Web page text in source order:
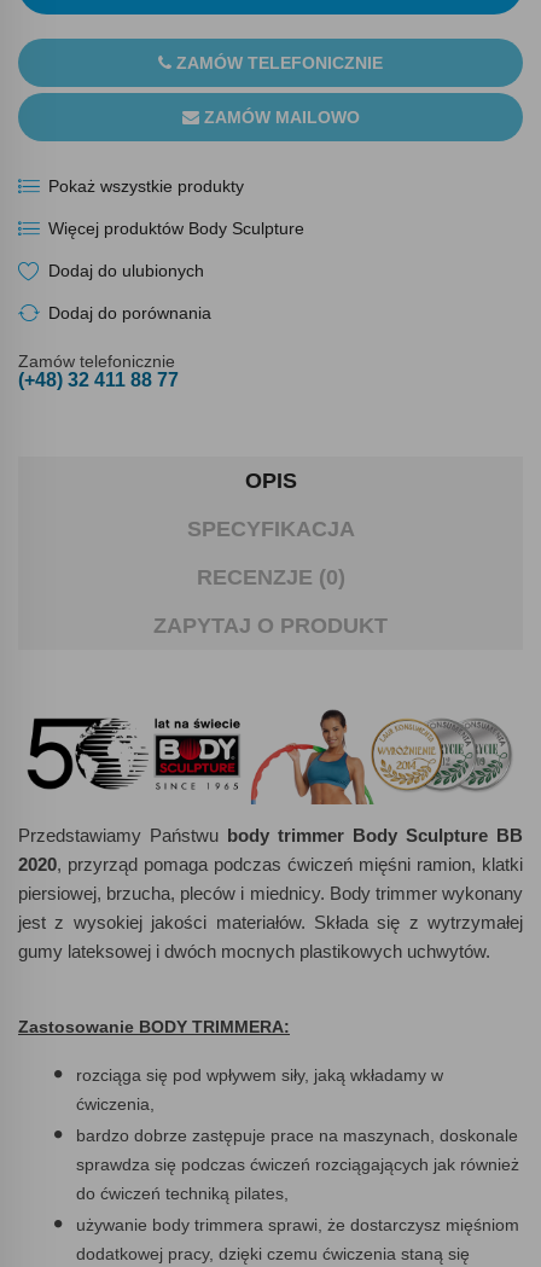
ZAMÓW TELEFONICZNIE
ZAMÓW MAILOWO
Pokaż wszystkie produkty
Więcej produktów Body Sculpture
Dodaj do ulubionych
Dodaj do porównania
Zamów telefonicznie
(+48) 32 411 88 77
OPIS
SPECYFIKACJA
RECENZJE (0)
ZAPYTAJ O PRODUKT
Przedstawiamy Państwu body trimmer Body Sculpture BB
2020, przyrząd pomaga podczas ćwiczeń mięśni ramion, klatki
piersiowej, brzucha, pleców i miednicy. Body trimmer wykonany
jest z wysokiej jakości materiałów. Składa się z wytrzymałej
gumy lateksowej i dwóch mocnych plastikowych uchwytów.
Zastosowanie BODY TRIMMERA:
rozciąga się pod wpływem siły, jaką wkładamy w
ćwiczenia,
bardzo dobrze zastępuje prace na maszynach, doskonale
sprawdza się podczas ćwiczeń rozciągających jak również
do ćwiczeń techniką pilates,
używanie body trimmera sprawi, że dostarczysz mięśniom
dodatkowej pracy, dzięki czemu ćwiczenia staną się